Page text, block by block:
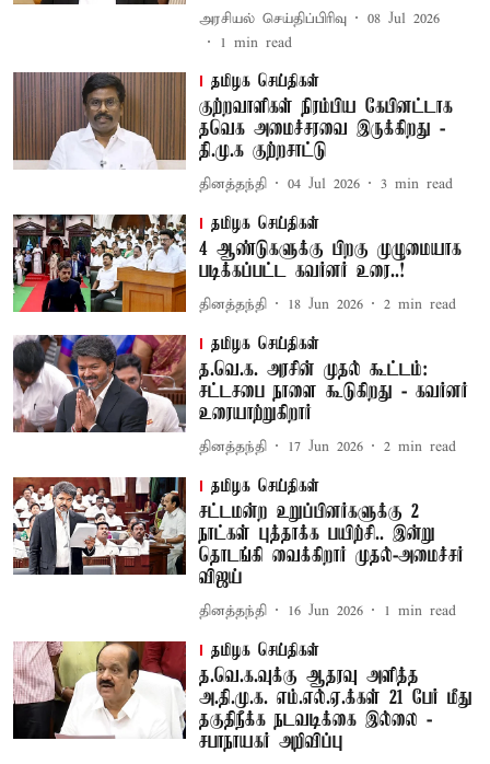
அரசியல் செய்திப்பிரிவு
08 Jul 2026
1 min read
தமிழக செய்திகள்
குற்றவாளிகள் நிரம்பிய கேபினட்டாக
தவெக அமைச்சரவை இருக்கிறது -
தி.மு.க குற்றசாட்டு
தினத்தந்தி 04 Jul 2026 3 min read
தமிழக செய்திகள்
4 ஆண்டுகளுக்கு பிறகு முழுமையாக
படிக்கப்பட்ட கவர்னர் உரை..!
தினத்தந்தி 18 Jun 2026 2 min read
தமிழக செய்திகள்
த.வெ.க. அரசின் முதல் கூட்டம்:
சட்டசபை நாளை கூடுகிறது - கவர்னர்
உரையாற்றுகிறார்
தினத்தந்தி 17 Jun 2026 2 min read
தமிழக செய்திகள்
சட்டமன்ற உறுப்பினர்களுக்கு 2
நாட்கள் புத்தாக்க பயிற்சி.. இன்று
தொடங்கி வைக்கிறார் முதல்-அமைச்சர்
விஜய்
தினத்தந்தி 16 Jun 2026 1 min read
தமிழக செய்திகள்
த.வெ.க.வுக்கு ஆதரவு அளித்த
அ.தி.மு.க. எம்.எல்.ஏ.க்கள் 21 பேர் மீது
தகுதிநீக்க நடவடிக்கை இல்லை -
சபாநாயகர் அறிவிப்பு